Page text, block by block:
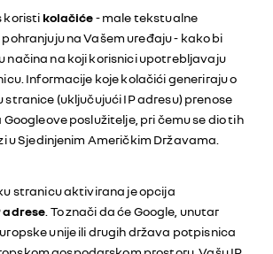
koristi kolačiće- male tekstualne
na Vašem uređaju - kako bi
načina na koji korisnici upotrebljavaju
Informacije koje kolačići generiraju o
stranice (uključujući IP adresu) prenose
Googleove poslužitelje, pri čemu se dio tih
u Sjedinjenim Američkim Državama.
stranicu aktivirana je opcija
adrese . To znači da će Google, unutar
unije ili drugih država potpisnica